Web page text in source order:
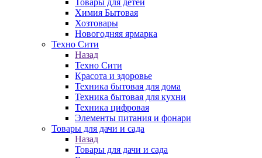
Товары для детей
Химия Бытовая
Хозтовары
Новогодняя ярмарка
Техно Сити
Назад
Техно Сити
Красота и здоровье
Техника бытовая для дома
Техника бытовая для кухни
Техника цифровая
Элементы питания и фонари
Товары для дачи и сада
Назад
Товары для дачи и сада